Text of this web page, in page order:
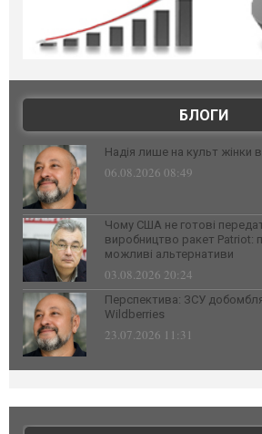
БЛОГИ
Надія лише на культ жінки в
06.08.2026 08:49
Чому США не готові
виробництво ракет Patriot:
можливі альтернативи
03.08.2026 20:24
Перспектива: ЗСУ
Wildberries
23.07.2026 11:31